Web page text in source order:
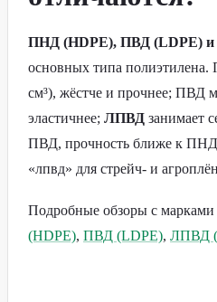
ПНД (HDPE), ПВД (LDPE)
основных типа
см³), жёстче и прочнее; ПВД
эластичнее; ЛПВД занимает
ПВД, прочность ближе к
«лпвд» для стрейч- и
Подробные обзоры с марками
(HDPE), ПВД (LDPE), ЛПВД